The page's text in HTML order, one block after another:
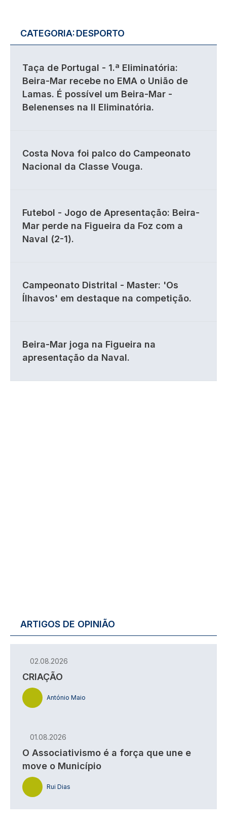
CATEGORIA:DESPORTO
Taça de Portugal - 1.ª Eliminatória:
Beira-Mar recebe no EMA o União de
Lamas. É possível um Beira-Mar -
Belenenses na II Eliminatória.
Costa Nova foi palco do Campeonato
Nacional da Classe Vouga.
Futebol - Jogo de Apresentação: Beira-
Mar perde na Figueira da Foz com a
Naval (2-1).
Campeonato Distrital - Master: 'Os
Ílhavos' em destaque na competição.
Beira-Mar joga na Figueira na
apresentação da Naval.
ARTIGOS DE OPINIÃO
02.08.2026
CRIAÇÃO
António Maio
01.08.2026
O Associativismo é a força que une e
move o Município
Rui Dias